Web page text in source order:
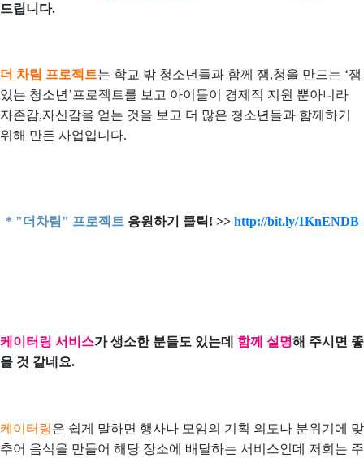
드립니다.
더 차림 프로젝트는 학교 밖 청소년들과 함께 잼,청을 만드는 ‘잼
있는 청소년’프로젝트를 보고 아이들이 경제적 지원 뿐아니라
자존감,자신감을 얻는 것을 보고 더 많은 청소년들과 함께하기
위해 만든 사업입니다.
* "더차림" 프로젝트응원하기 클릭! >> http://bit.ly/1KnENDB
케이터링 서비스가 생소한 분들도 있는데 함께 설명해 주시면 좋
을 것 같네요.
케이터링은 쉽게 말하면 행사나 모임의 기획 의도나 분위기에 맞
추어 음식을 만들어 해당 장소에 배달하는 서비스인데 저희는 주